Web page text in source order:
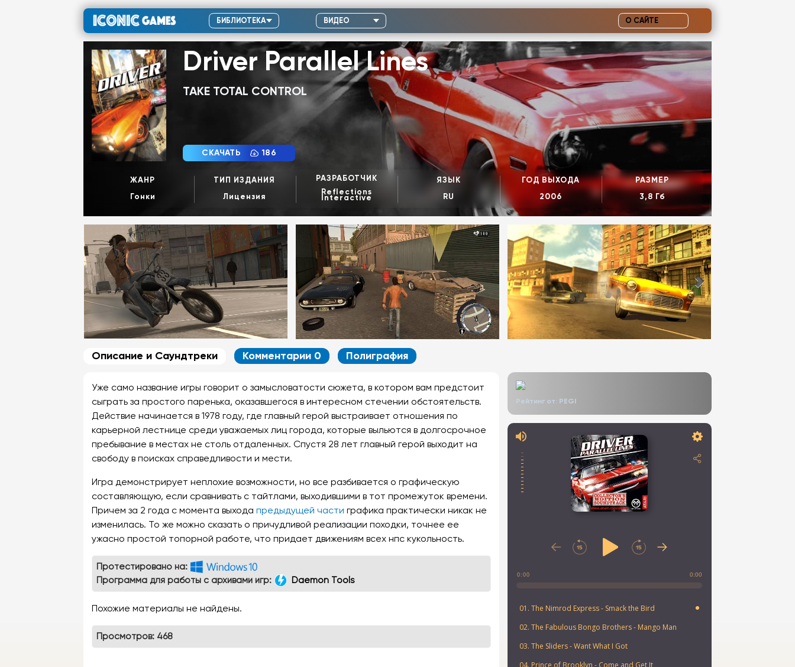
БИБЛИОТЕКА ВИДЕО О САЙТЕ
Driver Parallel Lines
TAKE TOTAL CONTROL
СКАЧАТЬ 186
ЖАНР
Гонки
ТИП ИЗДАНИЯ
Лицензия
РАЗРАБОТЧИК
Reflections
Interactive
ЯЗЫК
RU
ГОД ВЫХОДА
2006
РАЗМЕР
3,8 Гб
Описание и Саундтреки Комментарии 0 Полиграфия
Уже само название игры говорит о замысловатости сюжета, в котором вам предстоит
сыграть за простого паренька, оказавшегося в интересном стечении обстоятельств.
Действие начинается в 1978 году, где главный герой выстраивает отношения по
карьерной лестнице среди уважаемых лиц города, которые выльются в долгосрочное
пребывание в местах не столь отдаленных. Спустя 28 лет главный герой выходит на
свободу в поисках справедливости и мести.
Игра демонстрирует неплохие возможности, но все разбивается о графическую
составляющую, если сравнивать с тайтлами, выходившими в тот промежуток времени.
Причем за 2 года с момента выходапредыдущей части графика практически никак не
изменилась. То же можно сказать о причудливой реализации походки, точнее ее
ужасно простой топорной работе, что придает движениям всех нпс кукольность.
Протестировано на:
Программа для работы с архивами игр:
Daemon Tools
Похожие материалы не найдены.
Просмотров: 468
Рейтинг от: PEGI
0:00 0:00
01. The Nimrod Express - Smack the Bird
02. The Fabulous Bongo Brothers - Mango Man
03. The Sliders - Want What I Got
04. Prince of Brooklyn - Come and Get It